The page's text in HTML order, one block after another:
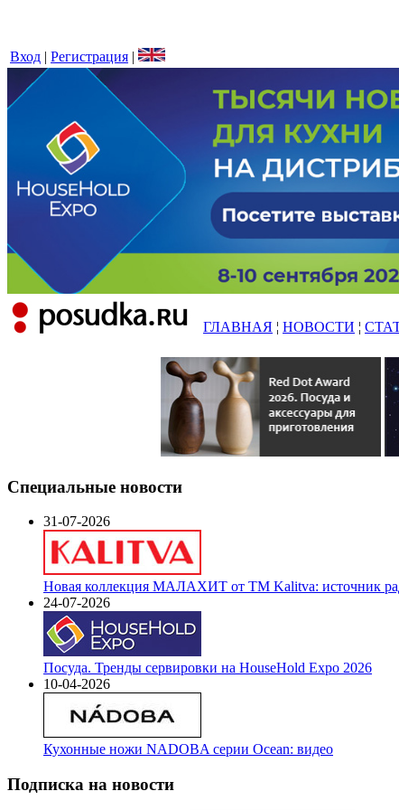
Вход | Регистрация |
ГЛАВНАЯ ¦ НОВОСТИ ¦
Специальные новости
31-07-2026
Новая коллекция МАЛАХИТ от ТМ Kalitva: источник
24-07-2026
Посуда. Тренды сервировки на HouseHold Expo 2026
10-04-2026
Кухонные ножи NADOBA серии Ocean: видео
Подписка на новости